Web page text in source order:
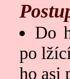
Do
po
ho asi